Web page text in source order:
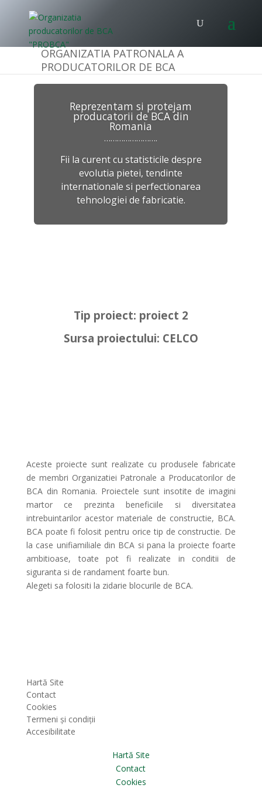
ORGANIZATIA PATRONALA A
PRODUCATORILOR DE BCA
Reprezentam si protejam
producatorii de BCA din
Romania
…………………….
Fii la curent cu statisticile despre
evolutia pietei, tendinte
internationale si perfectionarea
tehnologiei de fabricatie.
Tip proiect: proiect 2
Sursa proiectului: CELCO
Aceste proiecte sunt realizate cu produsele fabricate
de membri Organizatiei Patronale a Producatorilor de
BCA din Romania. Proiectele sunt insotite de imagini
martor ce prezinta beneficiile si diversitatea
intrebuintarilor acestor materiale de constructie, BCA.
BCA poate fi folosit pentru orice tip de constructie. De
la case unifiamiliale din BCA si pana la proiecte foarte
ambitioase, toate pot fi realizate in conditii de
siguranta si de randament foarte bun.
Alegeti sa folositi la zidarie blocurile de BCA.
Hartă Site
Contact
Cookies
Termeni și condiții
Accesibilitate
Hartă Site
Contact
Cookies